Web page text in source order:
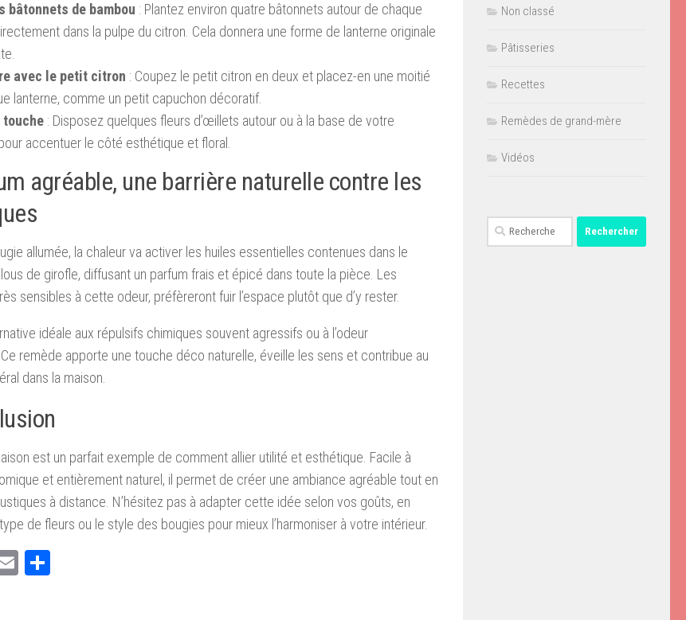
bâtonnets de bambou : Plantez environ quatre bâtonnets autour de chaque
dans la pulpe du citron. Cela donnera une forme de lanterne originale
avec le petit citron : Coupez le petit citron en deux et placez-en une moitié
lanterne, comme un petit capuchon décoratif.
touche : Disposez quelques fleurs d’œillets autour ou à la base de votre
accentuer le côté esthétique et floral.
agréable, une barrière naturelle contre les
allumée, la chaleur va activer les huiles essentielles contenues dans le
de girofle, diffusant un parfum frais et épicé dans toute la pièce. Les
sensibles à cette odeur, préfèreront fuir l’espace plutôt que d’y rester.
idéale aux répulsifs chimiques souvent agressifs ou à l’odeur
remède apporte une touche déco naturelle, éveille les sens et contribue au
dans la maison.
est un parfait exemple de comment allier utilité et esthétique. Facile à
et entièrement naturel, il permet de créer une ambiance agréable tout en
à distance. N’hésitez pas à adapter cette idée selon vos goûts, en
de fleurs ou le style des bougies pour mieux l’harmoniser à votre intérieur.
Email
Non classé
Pâtisseries
Recettes
Remèdes de grand-mère
Vidéos
Rechercher :